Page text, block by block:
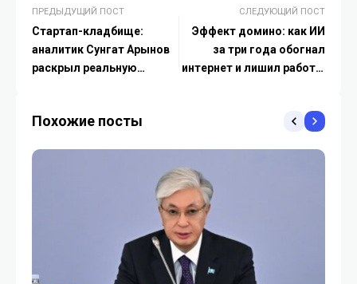
ПРЕДЫДУЩИЙ ПОСТ
Стартап-кладбище:
аналитик Сунгат Арынов
раскрыл реальную
резидентов Astana Hub
СЛЕДУЮЩИЙ ПОСТ
Эффект домино: как ИИ
за три года обогнал
интернет и лишил работы
Похожие посты